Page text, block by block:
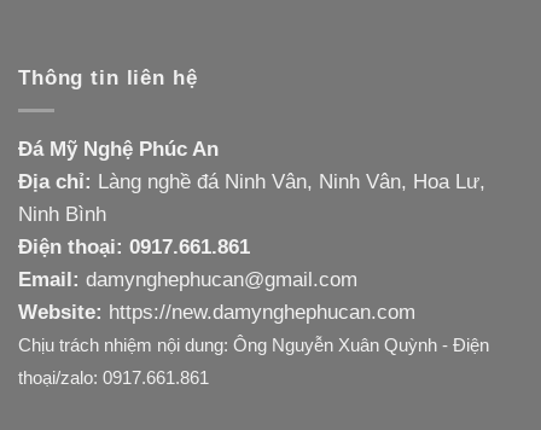
Thông tin liên hệ
Đá Mỹ Nghệ Phúc An
Địa chỉ: Làng nghề đá Ninh Vân, Ninh Vân, Hoa Lư,
Ninh Bình
Điện thoại: 0917.661.861
Email: damynghephucan@gmail.com
Website: https://new.damynghephucan.com
Chịu trách nhiệm nội dung: Ông Nguyễn Xuân Quỳnh - Điện
thoại/zalo: 0917.661.861